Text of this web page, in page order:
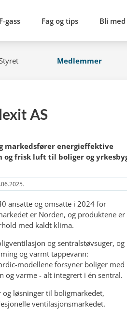
F-gass Fag og tips Bli med
Medlemmer
AS
markedsfører energieffektive
og frisk luft til boliger og
ansatte og omsatte i 2024 for
er Norden, og produktene er
med kaldt klima.
og sentralstøvsuger, og
og varmt tappevann:
modellene forsyner boliger med
og varme - alt integrert i én sentral.
løsninger til boligmarkedet,
ventilasjonsmarkedet.